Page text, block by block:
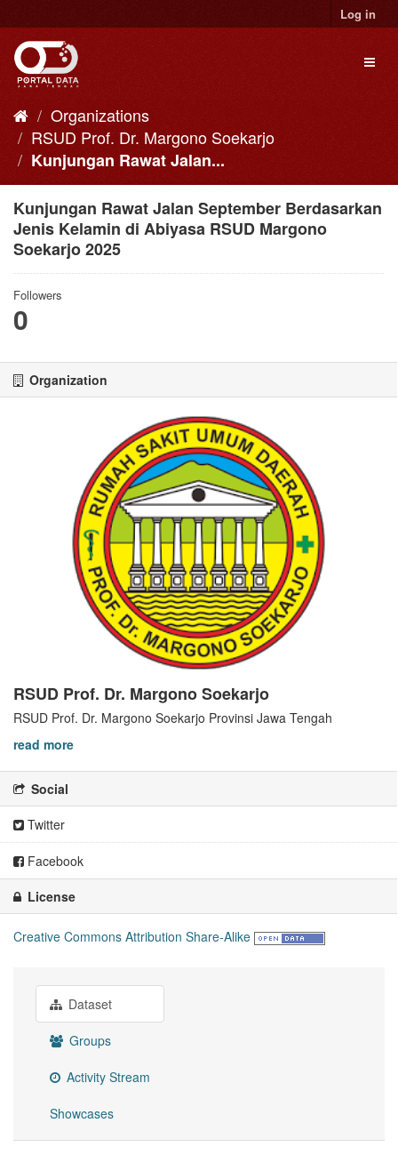
to
content
Log in
Organizations
RSUD Prof. Dr. Margono Soekarjo
Kunjungan Rawat Jalan...
Kunjungan Rawat Jalan September Berdasarkan
Jenis Kelamin di Abiyasa RSUD Margono
Soekarjo 2025
Followers
0
Organization
RSUD Prof. Dr. Margono Soekarjo
RSUD Prof. Dr. Margono Soekarjo Provinsi Jawa Tengah
read more
Social
Twitter
Facebook
License
Creative Commons Attribution Share-Alike
Dataset
Groups
Activity Stream
Showcases